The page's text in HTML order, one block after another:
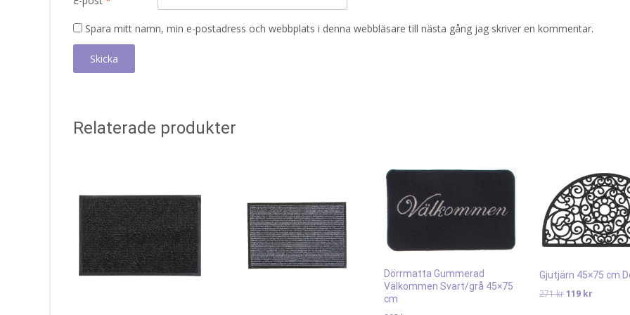
Spara mitt namn, min e-postadress och webbplats i denna webbläsare till nästa gång jag skriver en kommentar.
Relaterade produkter
Dörrmatta Gummerad
Välkommen Svart/grå 45×75
cm
Gjutjärn 45×75 cm
271krDet
119 krDet